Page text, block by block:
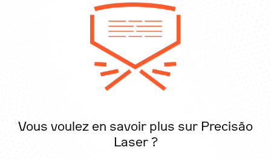
Vous voulez en savoir plus sur Precisão
Laser ?